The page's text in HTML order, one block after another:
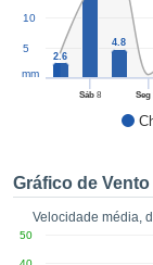
botão
o
no
como
CONFIGURAÇÕES
Sáb8 Seg
5
10
mm
2.6
4.8
Gráfico de Vento
Velocidade média,
50